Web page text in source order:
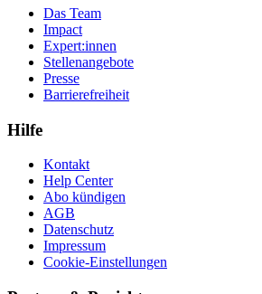
Das Team
Impact
Expert:innen
Stellenangebote
Presse
Barrierefreiheit
Hilfe
Kontakt
Help Center
Abo kündigen
AGB
Datenschutz
Impressum
Cookie-Einstellungen